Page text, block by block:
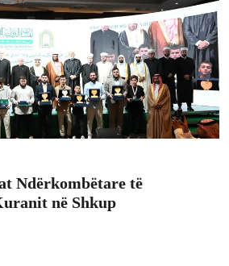
Ndërkombëtare të
në Shkup